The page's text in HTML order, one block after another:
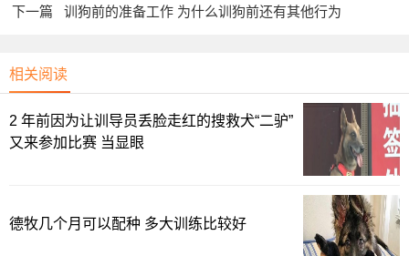
稳定
打狗会让狗的性格更加孤僻，更容易出现攻击行为
起初认为这就是暴力训狗的最大的弊端，然而多项研究告
诉我们采取暴力训狗的方式不仅仅会让狗变的更凶，还会让
下一篇 训狗前的准备工作 为什么训狗前还有其他行为
相关阅读
2 年前因为让训导员丢脸走红的搜救犬“二驴”
又来参加比赛 当显眼
德牧几个月可以配种 多大训练比较好